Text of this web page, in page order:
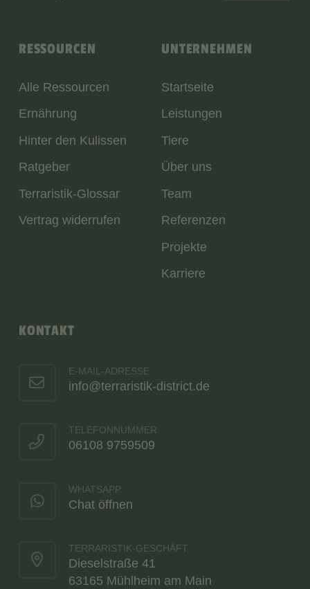
RESSOURCEN
Alle Ressourcen
Ernährung
Hinter den Kulissen
Ratgeber
Terraristik-Glossar
Vertrag widerrufen
UNTERNEHMEN
Startseite
Leistungen
Tiere
Über uns
Team
Referenzen
Projekte
Karriere
KONTAKT
E-MAIL-ADRESSE
info@terraristik-district.de
TELEFONNUMMER
06108 9759509
WHATSAPP
Chat öffnen
TERRARISTIK-GESCHÄFT
Dieselstraße 41
63165 Mühlheim am Main